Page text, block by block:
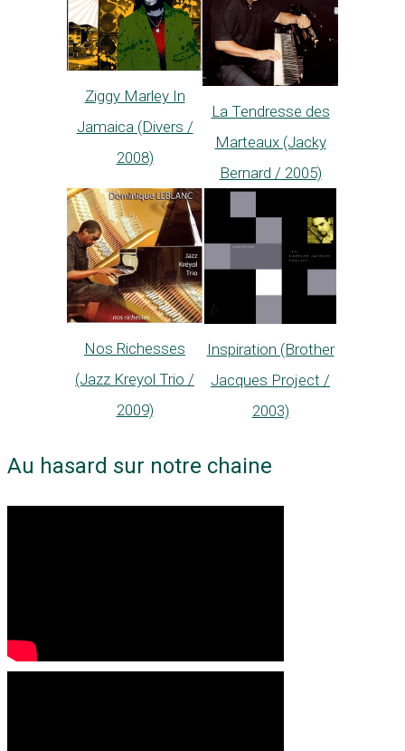
Ziggy Marley In
Jamaica (Divers /
2008)
La Tendresse des
Marteaux (Jacky
Bernard / 2005)
Nos Richesses
(Jazz Kreyol Trio /
2009)
Inspiration (Brother
Jacques Project /
2003)
Au hasard sur notre chaine